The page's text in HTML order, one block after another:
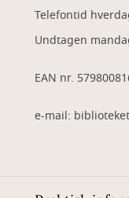
Telefontid
Undtagen
EAN nr.
e-mail: